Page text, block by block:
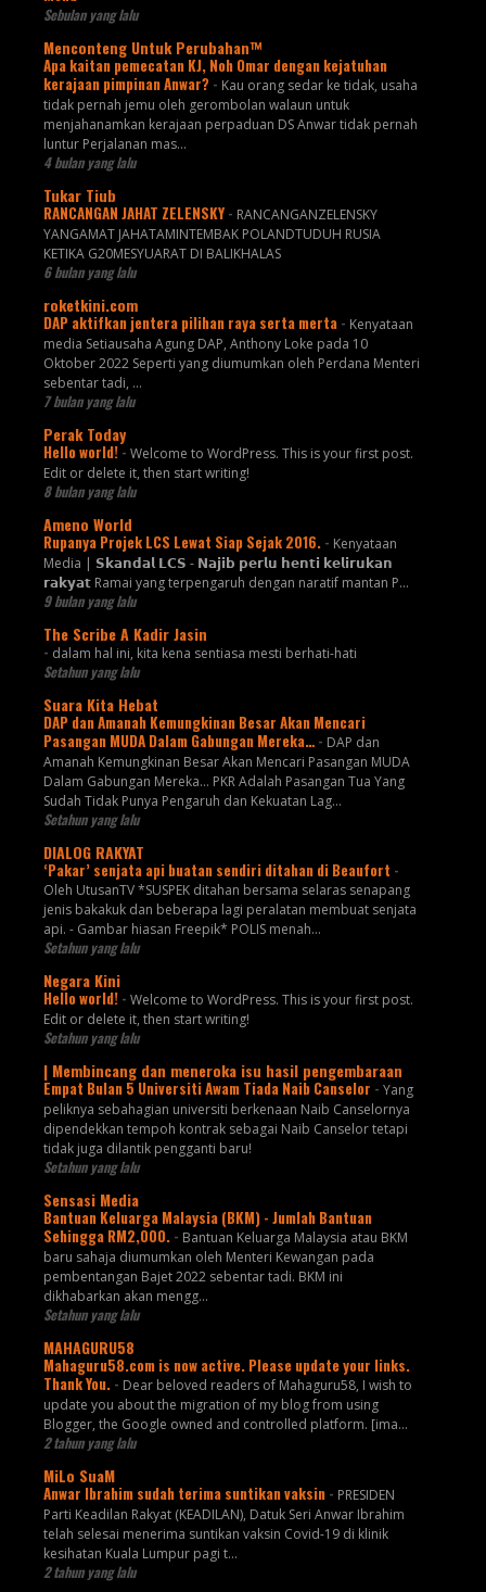
Sebulan yang lalu
Menconteng Untuk Perubahan™
Apa kaitan pemecatan KJ, Noh Omar dengan kejatuhan
kerajaan pimpinan Anwar? - Kau orang sedar ke tidak, usaha
tidak pernah jemu oleh gerombolan walaun untuk
menjahanamkan kerajaan perpaduan DS Anwar tidak pernah
luntur Perjalanan mas...
4 bulan yang lalu
Tukar Tiub
RANCANGAN JAHAT ZELENSKY - RANCANGANZELENSKY
YANGAMAT JAHATAMINTEMBAK POLANDTUDUH RUSIA
KETIKA G20MESYUARAT DI BALIKHALAS
6 bulan yang lalu
roketkini.com
DAP aktifkan jentera pilihan raya serta merta - Kenyataan
media Setiausaha Agung DAP, Anthony Loke pada 10
Oktober 2022 Seperti yang diumumkan oleh Perdana Menteri
sebentar tadi, …
7 bulan yang lalu
Perak Today
Hello world! - Welcome to WordPress. This is your first post.
Edit or delete it, then start writing!
8 bulan yang lalu
Ameno World
Rupanya Projek LCS Lewat Siap Sejak 2016. - Kenyataan
Media | 𝗦𝗸𝗮𝗻𝗱𝗮𝗹 𝗟𝗖𝗦 - 𝗡𝗮𝗷𝗶𝗯 𝗽𝗲𝗿𝗹𝘂 𝗵𝗲𝗻𝘁𝗶 𝗸𝗲𝗹𝗶𝗿𝘂𝗸𝗮𝗻
𝗿𝗮𝗸𝘆𝗮𝘁 Ramai yang terpengaruh dengan naratif mantan P...
9 bulan yang lalu
The Scribe A Kadir Jasin
- dalam hal ini, kita kena sentiasa mesti berhati-hati
Setahun yang lalu
Suara Kita Hebat
DAP dan Amanah Kemungkinan Besar Akan Mencari
Pasangan MUDA Dalam Gabungan Mereka… - DAP dan
Amanah Kemungkinan Besar Akan Mencari Pasangan MUDA
Dalam Gabungan Mereka… PKR Adalah Pasangan Tua Yang
Sudah Tidak Punya Pengaruh dan Kekuatan Lag...
Setahun yang lalu
DIALOG RAKYAT
‘Pakar’ senjata api buatan sendiri ditahan di Beaufort -
Oleh UtusanTV *SUSPEK ditahan bersama selaras senapang
jenis bakakuk dan beberapa lagi peralatan membuat senjata
api. - Gambar hiasan Freepik* POLIS menah...
Setahun yang lalu
Negara Kini
Hello world! - Welcome to WordPress. This is your first post.
Edit or delete it, then start writing!
Setahun yang lalu
| Membincang dan meneroka isu hasil pengembaraan
Empat Bulan 5 Universiti Awam Tiada Naib Canselor - Yang
peliknya sebahagian universiti berkenaan Naib Canselornya
dipendekkan tempoh kontrak sebagai Naib Canselor tetapi
tidak juga dilantik pengganti baru!
Setahun yang lalu
Sensasi Media
Bantuan Keluarga Malaysia (BKM) - Jumlah Bantuan
Sehingga RM2,000. - Bantuan Keluarga Malaysia atau BKM
baru sahaja diumumkan oleh Menteri Kewangan pada
pembentangan Bajet 2022 sebentar tadi. BKM ini
dikhabarkan akan mengg...
Setahun yang lalu
MAHAGURU58
Mahaguru58.com is now active. Please update your links.
Thank You. - Dear beloved readers of Mahaguru58, I wish to
update you about the migration of my blog from using
Blogger, the Google owned and controlled platform. [ima...
2 tahun yang lalu
MiLo SuaM
Anwar Ibrahim sudah terima suntikan vaksin - PRESIDEN
Parti Keadilan Rakyat (KEADILAN), Datuk Seri Anwar Ibrahim
telah selesai menerima suntikan vaksin Covid-19 di klinik
kesihatan Kuala Lumpur pagi t...
2 tahun yang lalu